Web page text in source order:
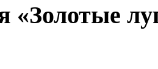
«Золотые